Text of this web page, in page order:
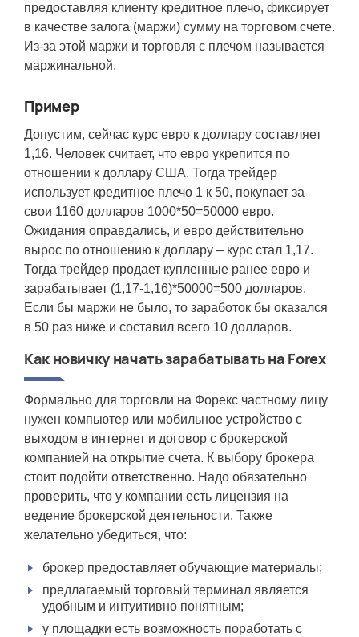
предоставляя клиенту кредитное плечо, фиксирует
в качестве залога (маржи) сумму на торговом счете.
Из-за этой маржи и торговля с плечом называется
маржинальной.
Пример
Допустим, сейчас курс евро к доллару составляет
1,16. Человек считает, что евро укрепится по
отношении к доллару США. Тогда трейдер
использует кредитное плечо 1 к 50, покупает за
свои 1160 долларов 1000*50=50000 евро.
Ожидания оправдались, и евро действительно
вырос по отношению к доллару – курс стал 1,17.
Тогда трейдер продает купленные ранее евро и
зарабатывает (1,17-1,16)*50000=500 долларов.
Если бы маржи не было, то заработок бы оказался
в 50 раз ниже и составил всего 10 долларов.
Как новичку начать зарабатывать на Forex
Формально для торговли на Форекс частному лицу
нужен компьютер или мобильное устройство с
выходом в интернет и договор с брокерской
компанией на открытие счета. К выбору брокера
стоит подойти ответственно. Надо обязательно
проверить, что у компании есть лицензия на
ведение брокерской деятельности. Также
желательно убедиться, что:
брокер предоставляет обучающие материалы;
предлагаемый торговый терминал является
удобным и интуитивно понятным;
у площадки есть возможность поработать с